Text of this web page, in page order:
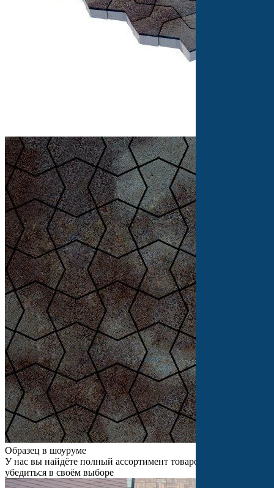
Образец в шоуруме
У нас вы найдёте полный ассортимент товаров и сможете
убедиться в своём выборе